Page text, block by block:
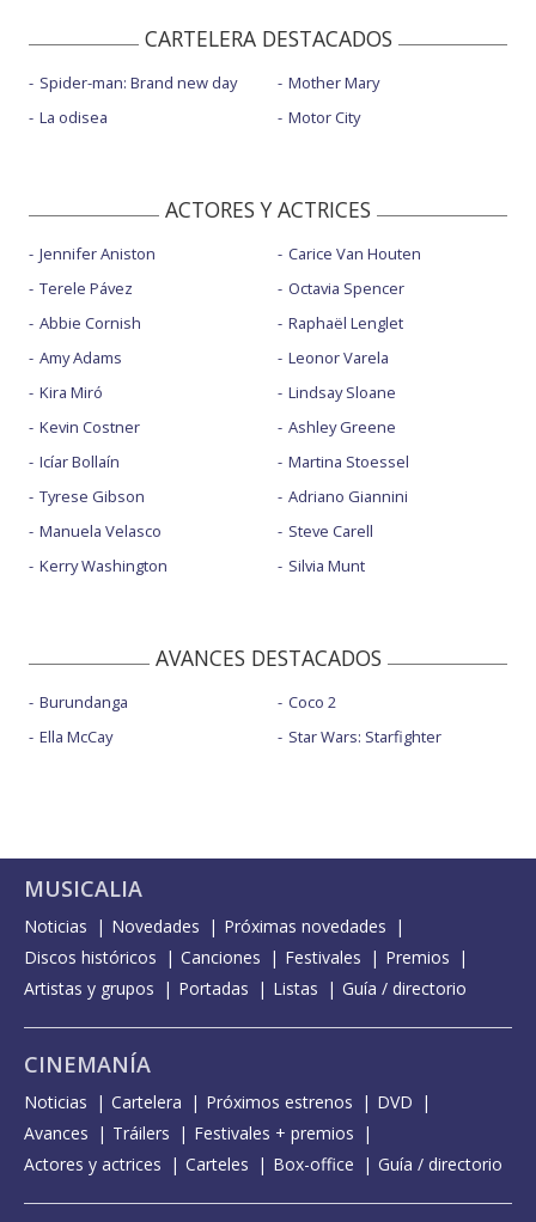
CARTELERA DESTACADOS
Spider-man: Brand new day
La odisea
Mother Mary
Motor City
ACTORES Y ACTRICES
Jennifer Aniston
Terele Pávez
Abbie Cornish
Amy Adams
Kira Miró
Kevin Costner
Icíar Bollaín
Tyrese Gibson
Manuela Velasco
Kerry Washington
Carice Van Houten
Octavia Spencer
Raphaël Lenglet
Leonor Varela
Lindsay Sloane
Ashley Greene
Martina Stoessel
Adriano Giannini
Steve Carell
Silvia Munt
AVANCES DESTACADOS
Burundanga
Ella McCay
Coco 2
Star Wars: Starfighter
MUSICALIA
Noticias Novedades
Próximas novedades
Discos históricos
Canciones Festivales
Premios
Artistas y grupos
Portadas Listas Guía / directorio
CINEMANÍA
Noticias Cartelera Próximos estrenos
DVD
Avances
Tráilers
Festivales + premios
Actores y actrices
Carteles Box-office Guía / directorio